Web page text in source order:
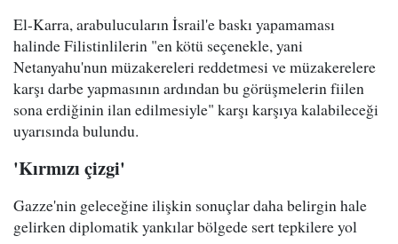
El-Karra, arabulucuların İsrail'e baskı yapamaması
halinde Filistinlilerin "en kötü seçenekle, yani
Netanyahu'nun müzakereleri reddetmesi ve müzakerelere
karşı darbe yapmasının ardından bu görüşmelerin fiilen
sona erdiğinin ilan edilmesiyle" karşı karşıya kalabileceği
uyarısında bulundu.
'Kırmızı çizgi'
Gazze'nin geleceğine ilişkin sonuçlar daha belirgin hale
gelirken diplomatik yankılar bölgede sert tepkilere yol